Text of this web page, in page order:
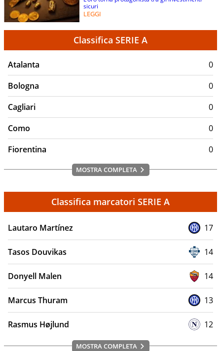
sicuri
LEGGI
Classifica SERIE A
Atalanta
0
Bologna
0
Cagliari
0
Como
0
Fiorentina
0
MOSTRA COMPLETA
Classifica marcatori SERIE A
Lautaro Martínez 17
Tasos Douvikas 14
Donyell Malen 14
Marcus Thuram 13
Rasmus Højlund 12
MOSTRA COMPLETA